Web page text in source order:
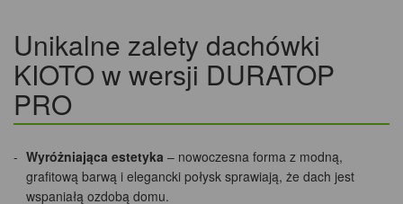
Unikalne zalety dachówki
KIOTO w wersji DURATOP
PRO
Wyróżniająca estetyka – nowoczesna forma z modną,
grafitową barwą i elegancki połysk sprawiają, że dach jest
wspaniałą ozdobą domu.